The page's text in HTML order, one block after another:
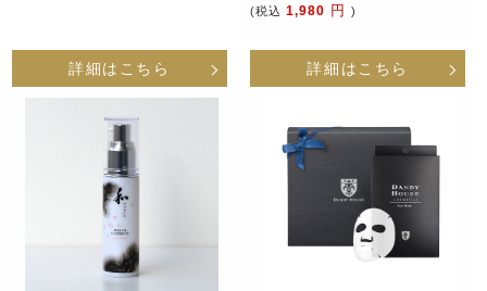
詳細はこちら
(税込 1,980 円 )
詳細はこちら